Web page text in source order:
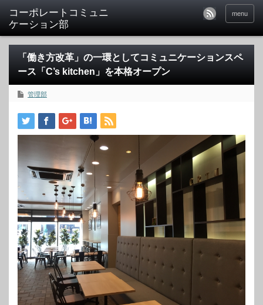
menu
「働き方改革」の一環としてコミュニケーションスペ
ース「C’s kitchen」を本格オープン
管理部